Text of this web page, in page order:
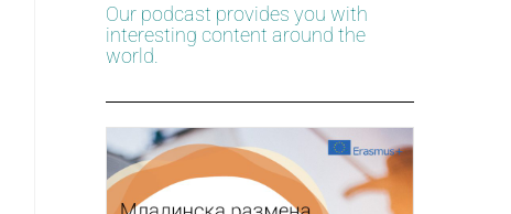
Our podcast provides you with
interesting content around the
world.